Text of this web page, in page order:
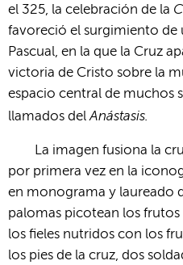
el 325, la celebración de la
favoreció el surgimiento de
Pascual, en la que la Cruz
victoria de Cristo sobre la
espacio central de muchos
llamados delAnástasis.
La imagen fusiona la
por primera vez en la
en monograma y laureado
palomas picotean los
los fieles nutridos con los
los pies de la cruz, dos